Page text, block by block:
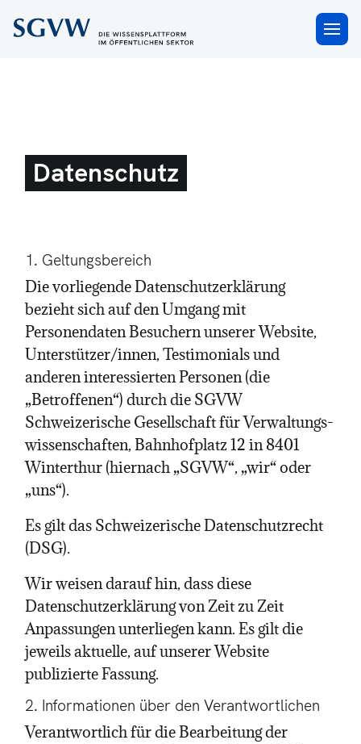
×
Datenschutz
1. Geltungsbereich
Die vorliegende Datenschutzerklärung
bezieht sich auf den Umgang mit
Personendaten Besuchern unserer Website,
Unterstützer/innen, Testimonials und
anderen interessierten Personen (die
„Betroffenen“) durch die SGVW
Schweizerische Gesellschaft für Verwaltungs­
wissenschaften, Bahnhofplatz 12 in 8401
Winterthur (hiernach „SGVW“, „wir“ oder
„uns“).
Es gilt das Schweizerische Datenschutzrecht
(DSG).
Wir weisen darauf hin, dass diese
Datenschutzerklärung von Zeit zu Zeit
Anpassungen unterliegen kann. Es gilt die
jeweils aktuelle, auf unserer Website
publizierte Fassung.
2. Informationen über den Verantwortlichen
Verantwortlich für die Bearbeitung der